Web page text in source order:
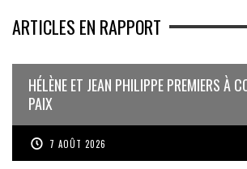
ARTICLES EN RAPPORT
HÉLÈNE ET JEAN PHILIPPE PREMIERS À
PAIX
7 AOÛT 2026